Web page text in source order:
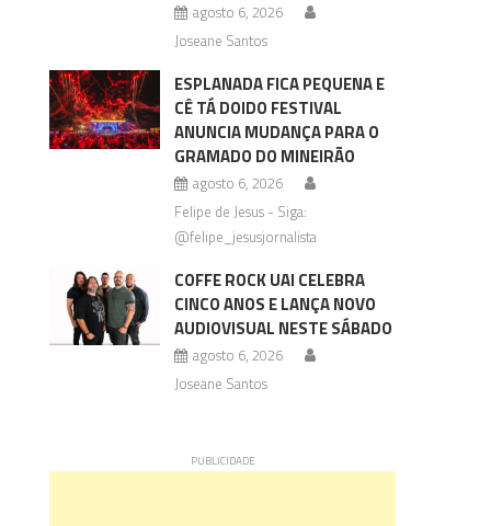
agosto 6, 2026
Joseane Santos
ESPLANADA FICA PEQUENA E
CÊ TÁ DOIDO FESTIVAL
ANUNCIA MUDANÇA PARA O
GRAMADO DO MINEIRÃO
agosto 6, 2026
Felipe de Jesus - Siga:
@felipe_jesusjornalista
COFFE ROCK UAI CELEBRA
CINCO ANOS E LANÇA NOVO
AUDIOVISUAL NESTE SÁBADO
agosto 6, 2026
Joseane Santos